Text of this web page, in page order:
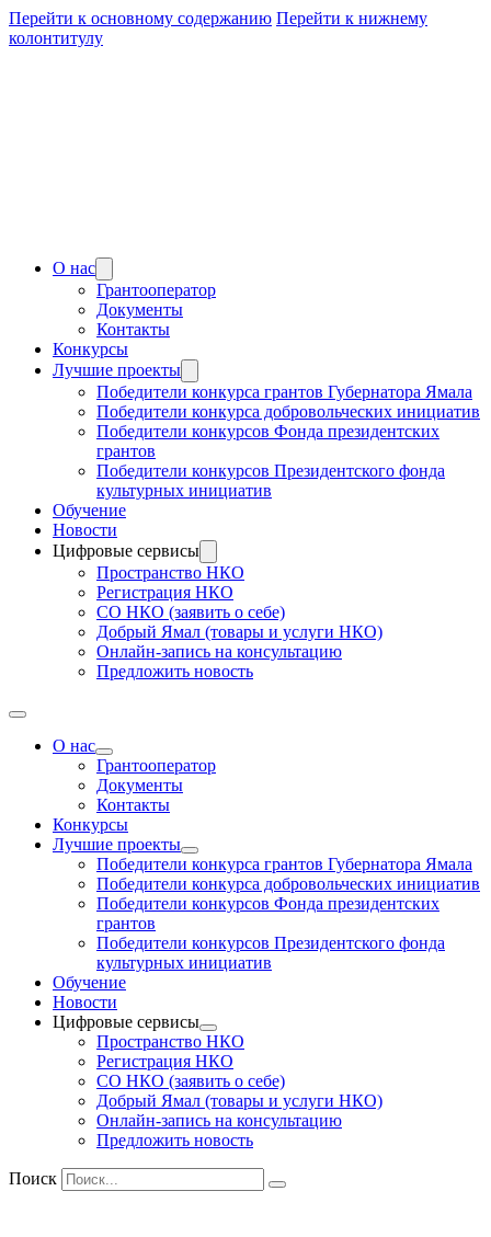
Перейти к основному содержанию Перейти к нижнему
колонтитулу
О нас
Грантооператор
Документы
Контакты
Конкурсы
Лучшие проекты
Победители конкурса грантов Губернатора Ямала
Победители конкурса добровольческих инициатив
Победители конкурсов Фонда президентских
грантов
Победители конкурсов Президентского фонда
культурных инициатив
Обучение
Новости
Цифровые сервисы
Пространство НКО
Регистрация НКО
СО НКО (заявить о себе)
Добрый Ямал (товары и услуги НКО)
Онлайн-запись на консультацию
Предложить новость
О нас
Грантооператор
Документы
Контакты
Конкурсы
Лучшие проекты
Победители конкурса грантов Губернатора Ямала
Победители конкурса добровольческих инициатив
Победители конкурсов Фонда президентских
грантов
Победители конкурсов Президентского фонда
культурных инициатив
Обучение
Новости
Цифровые сервисы
Пространство НКО
Регистрация НКО
СО НКО (заявить о себе)
Добрый Ямал (товары и услуги НКО)
Онлайн-запись на консультацию
Предложить новость
Поиск